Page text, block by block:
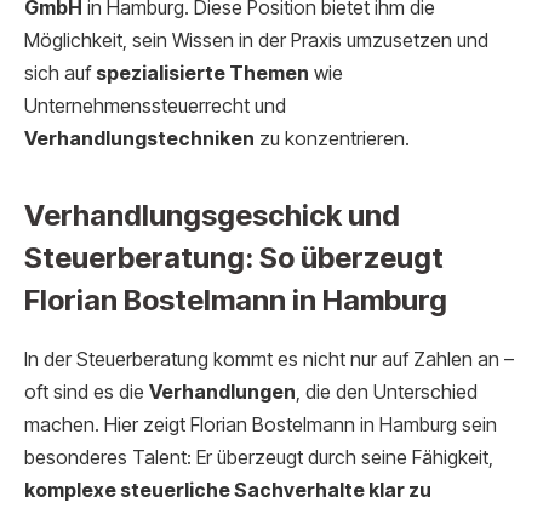
GmbH in Hamburg. Diese Position bietet ihm die
Möglichkeit, sein Wissen in der Praxis umzusetzen und
sich auf spezialisierte Themen wie
Unternehmenssteuerrecht und
Verhandlungstechniken zu konzentrieren.
Verhandlungsgeschick und
Steuerberatung: So überzeugt
Florian Bostelmann in Hamburg
In der Steuerberatung kommt es nicht nur auf Zahlen an –
oft sind es die Verhandlungen, die den Unterschied
machen. Hier zeigt Florian Bostelmann in Hamburg sein
besonderes Talent: Er überzeugt durch seine Fähigkeit,
komplexe steuerliche Sachverhalte klar zu